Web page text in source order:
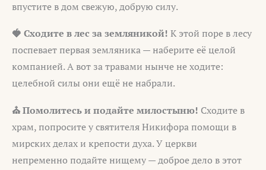
впустите в дом свежую, добрую силу.
🍓 Сходите в лес за земляникой! К этой поре в лесу
поспевает первая земляника — наберите её целой
компанией. А вот за травами нынче не ходите:
целебной силы они ещё не набрали.
⛪ Помолитесь и подайте милостыню! Сходите в
храм, попросите у святителя Никифора помощи в
мирских делах и крепости духа. У церкви
непременно подайте нищему — доброе дело в этот